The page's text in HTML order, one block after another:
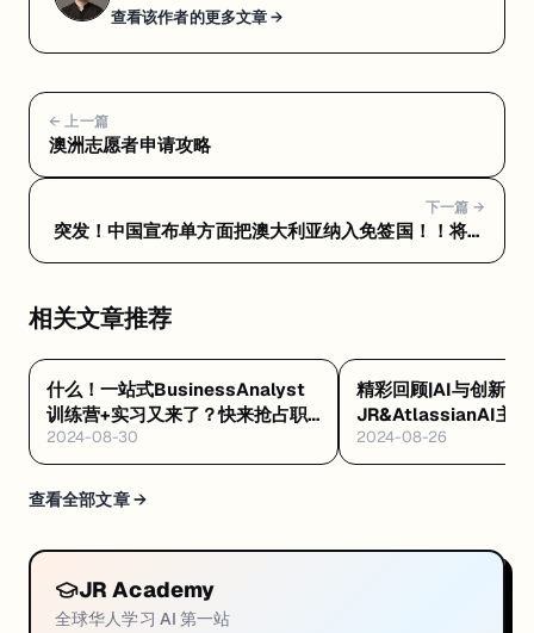
查看该作者的更多文章 →
← 上一篇
澳洲志愿者申请攻略
下一篇 →
突发！中国宣布单方面把澳大利亚纳入免签国！！将支
相关文章推荐
什么！一站式BusinessAnalyst
训练营+实习又来了？快来抢占职
场先机！
2024-08-30
精彩回顾|AI与创新激
JR&AtlassianAI主题
官!
2024-08-26
查看全部文章 →
JR Academy
全球华人学习 AI 第一站